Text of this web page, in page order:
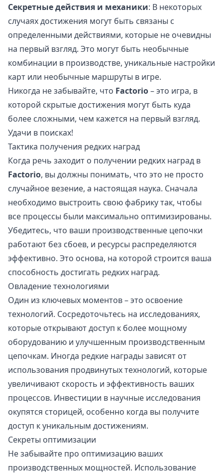
Секретные действия и механики: В некоторых
случаях достижения могут быть связаны с
определенными действиями, которые не очевидны
на первый взгляд. Это могут быть необычные
комбинации в производстве, уникальные настройки
карт или необычные маршруты в игре.
Никогда не забывайте, что Factorio– это игра, в
которой скрытые достижения могут быть куда
более сложными, чем кажется на первый взгляд.
Удачи в поисках!
Тактика получения редких наград
Когда речь заходит о получении редких наград в
Factorio, вы должны понимать, что это не просто
случайное везение, а настоящая наука. Сначала
необходимо выстроить свою фабрику так, чтобы
все процессы были максимально оптимизированы.
Убедитесь, что ваши производственные цепочки
работают без сбоев, и ресурсы распределяются
эффективно. Это основа, на которой строится ваша
способность достигать редких наград.
Овладение технологиями
Один из ключевых моментов – это освоение
технологий. Сосредоточьтесь на исследованиях,
которые открывают доступ к более мощному
оборудованию и улучшенным производственным
цепочкам. Иногда редкие награды зависят от
использования продвинутых технологий, которые
увеличивают скорость и эффективность ваших
процессов. Инвестиции в научные исследования
окупятся сторицей, особенно когда вы получите
доступ к уникальным достижениям.
Секреты оптимизации
Не забывайте про оптимизацию ваших
производственных мощностей. Использование